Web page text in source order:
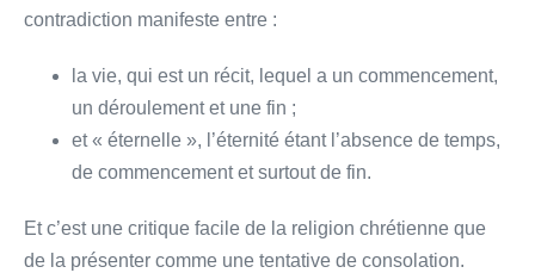
contradiction manifeste entre :
la vie, qui est un récit, lequel a un commencement,
un déroulement et une fin ;
et « éternelle », l’éternité étant l’absence de temps,
de commencement et surtout de fin.
Et c’est une critique facile de la religion chrétienne que
de la présenter comme une tentative de consolation.